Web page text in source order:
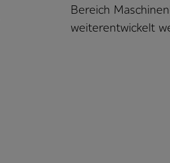
Bereich
weiterentwickelt